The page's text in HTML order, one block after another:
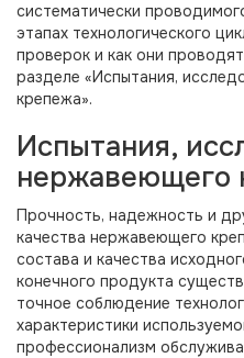
систематически
этапах технологического
проверок и как они
разделе «Испытания,
крепежа».
Испытания,
нержавеющего
Прочность, надежность и
качества нержавеющего
состава и качества
конечного продукта
точное соблюдение
характеристики
профессионализм